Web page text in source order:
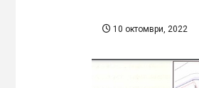
10 октомври, 2022